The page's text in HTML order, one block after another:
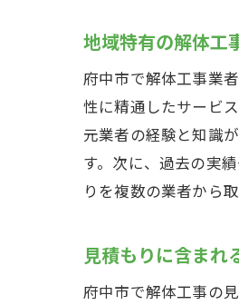
地域特有の解体工
府中市で解体工事業
性に精通したサービ
元業者の経験と知識
す。次に、過去の実
りを複数の業者から
見積もりに含まれ
府中市で解体工事の